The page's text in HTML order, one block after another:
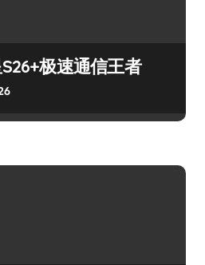
极速通信王者